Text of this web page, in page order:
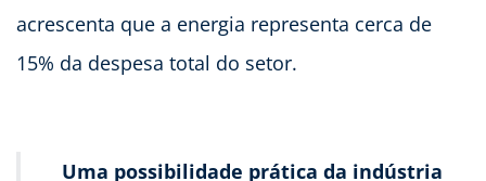
acrescenta que a energia representa cerca de
15% da despesa total do setor.
Uma possibilidade prática da indústria